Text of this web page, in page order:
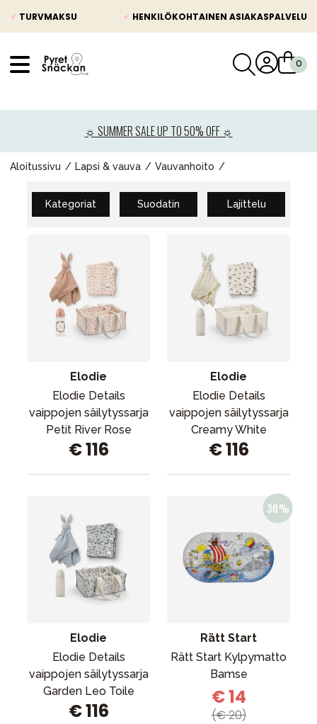
✓ TURVMAKSU ✓ HENKILÖKOHTAINEN ASIAKASPALVELU
☼ SUMMER SALE UP TO 50% OFF ☼
Aloitussivu Lapsi & vauva Vauvanhoito
Kategoriat Suodatin Lajittelu
Elodie
Elodie Details
vaippojen säilytyssarja
Petit River Rose
€ 116
Elodie
Elodie Details
vaippojen säilytyssarja
Creamy White
€ 116
Elodie
Elodie Details
vaippojen säilytyssarja
Garden Leo Toile
€ 116
Rätt Start
Rätt Start Kylpymatto
Bamse
€ 14
(€ 20)
Lastenvaunut
Lasten turvaistuimet
Vauvan paketti
Lapsi & vauva
Huonekalut & vuodevaatteet
Tarvikkeet
Lahjavinkkejä
Suosikit
Tavaramerkit
Aurinko ja uinti
Ota meihin yhteyttä osoitteessa
Myymälämme